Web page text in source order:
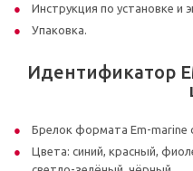
Инструкция по установке и
Упаковка.
Идентификатор
Брелок формата Em-marine
Цвета: синий, красный,